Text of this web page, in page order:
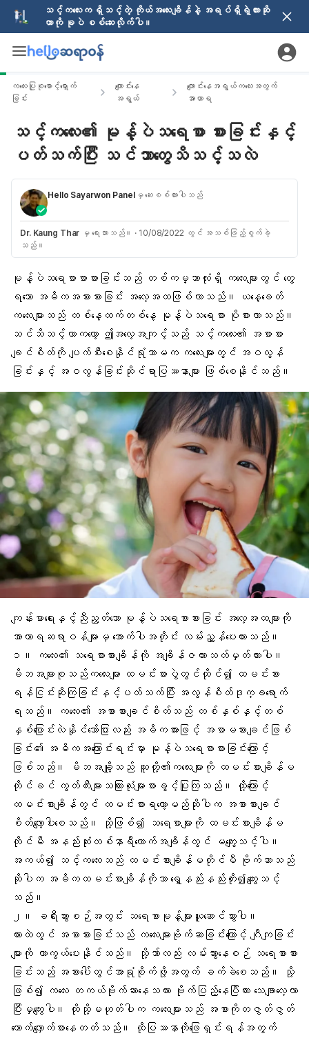
သင့်ကလေးက ရှိသင့်တဲ့ ကိုယ်အလေးချိန်နဲ့ အရပ်ရှိရဲ့လားဆို
တာကို ခုပဲ စစ်ဆေးလိုက်ပါ။
ကလေးပြုစုစောင့်ရှောက်
ခြင်း
ကျောင်းနေ
အရွယ်
ကျောင်းနေအရွယ်ကလေးအတွက်
အာဟာရ
သင့်ကလေး၏ မုန့်ပဲသရေစာ စားခြင်းနှင့်
ပတ်သက်ပြီး သင်ဘာတွေသိသင့်သလဲ
Hello Sayarwon Panelမှ ဆေးစစ်ထားပါသည်
Dr. Kaung Thar မှ ရေးသားသည်။ · 10/08/2022 တွင် အသစ်ဖြည့်စွက်ခဲ့
သည်။
မုန့်ပဲသရေစာစာစားခြင်းသည် တစ်ကမ္ဘာလုံးရှိ ကလေးများတွင် တွေ့
ရသော အဓိကအစားစားခြင်း အလေ့အထဖြစ်လာသည်။ ယနေ့ခေတ်
ကလေးများသည် တစ်နေ့ထက်တစ်နေ့ မုန့်ပဲသရေစာ ပိုစားလာသည်။
သင်သိသင့်တာကတော့ ဤအလေ့အကျင့်သည် သင့်ကလေး၏ အစာစား
ချင်စိတ်ကို ပျက်စီးစေနိုင်ရုံသာမက ကလေးများတွင် အဝလွန်
ခြင်းနှင့် အဝလွန်ခြင်းဆိုင်ရာပြဿနာများ ဖြစ်စေနိုင်သည်။
ကျန်းမာရေးနှင့်ညီညွတ်သော မုန့်ပဲသရေစာစားခြင်း အလေ့အထများကို
အာဟာရဆရာဝန်များမှ အောက်ပါအတိုင်း လမ်းညွှန်ပေးထားသည်။
၁။ ကလေး၏ သရေစာစားချိန်ကို အချိန်ဇယားသတ်မှတ်ထားပါ။
မိဘအများစုသည်ကလေးများ ထမင်းစားပွဲတွင်ထိုင်၍ ထမင်းစား
ရန်ငြင်းဆိုကြခြင်းနှင့်ပတ်သက်ပြီး အလွန်စိတ်ဒုက္ခရောက်
ရသည်။ ကလေး၏ အစာစားချင်စိတ်သည် တစ်နှစ်နှင့်တစ်
နှစ်ပြောင်းလဲနိုင်သော်ငြားလည်း အဓိကအားဖြင့် အစာမစားချင်ဖြစ်
ခြင်း၏ အဓိကအကြောင်းရင်းမှာ မုန့်ပဲသရေစာစားခြင်းကြောင့်
ဖြစ်သည်။ မိဘအချို့သည် သူတို့၏ကလေးများကို ထမင်းစားချိန်မ
တိုင်ခင် ကွတ်ကီးများသကြားလုံးများစားခွင့်ပြုကြသည်။ ထို့ကြောင့်
ထမင်းစားချိန်တွင် ထမင်းစားရတော့မည်ဆိုပါက အစာစားချင်
စိတ်လျော့ပါးစေသည်။ သို့ဖြစ်၍ သရေစာများကို ထမင်းစားချိန်မ
တိုင်မီ အနည်းဆုံးတစ်နာရီလောက်အချိန်တွင် မကျွေးသင့်ပါ။
အကယ်၍ သင့်ကလေးသည် ထမင်းစားချိန်မတိုင်မီ ဗိုက်ဆာသည်
ဆိုပါက အဓိကထမင်းစားချိန်ကိုသာ ရှေ့နည်းနည်းတိုး၍ကျွေးသင့်
သည်။
၂။ ခရီးသွားစဉ်အတွင်း သရေစာမုန့်များယူဆောင်သွားပါ။
ကားထဲတွင် အစာစားခြင်းသည် ကလေးများဗိုက်ဆာခြင်းကြောင့် ဂျီကျခြင်း
များကို ကာကွယ်ပေးနိုင်သည်။ သို့သာ်လည်း လမ်းသွားနေစဉ် သရေစာစား
ခြင်းသည် အစားပေါ်တွင်အာရုံစိုက်ဖို့အတွက် ခက်ခဲစေသည်။ သို့
ဖြစ်၍ ကလေး တကယ်ဗိုက်ဆာနေသလား ဗိုက်ပြည့်နေပြီလား သေချာလေ့လာ
ပြီးမှကျွေးပါ။ ထိုသို့မဟုတ်ပါက ကလေးများသည် အစာကိုတဇွတ်ဇွတ်
တောက်လျှောက်စားနေတတ်သည်။ ထိုပြဿနာကိုဖြေရှင်းရန်အတွက်